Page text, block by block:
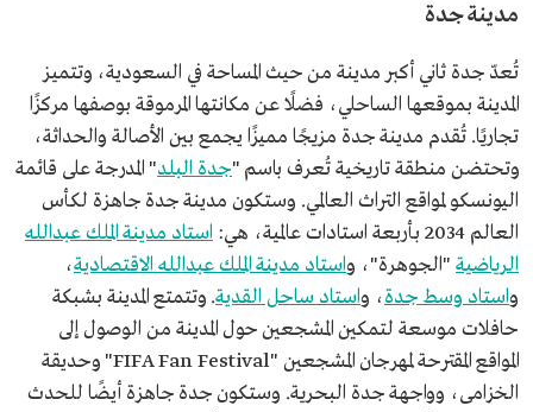
مدينة جدة
تُعدّ جدة ثاني أكبر مدينة من حيث المساحة في السعودية، وتتميز
المدينة بموقعها الساحلي، فضلًا عن مكانتها المرموقة بوصفها مركزًا
تجاريًا. تُقدم مدينة جدة مزيجًا مميزًا يجمع بين الأصالة والحداثة،
وتحتضن منطقة تاريخية تُعرف باسم "جدة البلد" المدرجة على قائمة
اليونسكو لمواقع التراث العالمي. وستكون مدينة جدة جاهزة لكأس
العالم 2034 بأربعة استادات عالمية، هي:
استاد مدينة الملك عبدالله
الرياضية "الجوهرة"، واستاد مدينة الملك عبدالله الاقتصادية،
واستاد وسط جدة، واستاد ساحل القدية. وتتمتع المدينة بشبكة
حافلات موسعة لتمكين المشجعين حول المدينة من الوصول إلى
المواقع المقترحة لمهرجان المشجعين "FIFA Fan Festival" وحديقة
الخزامى، وواجهة جدة البحرية. وستكون جدة جاهزة أيضًا للحدث